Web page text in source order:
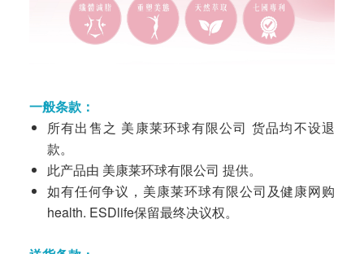
一般条款：
所有出售之 美康莱环球有限公司 货品均不设退
款。
此产品由 美康莱环球有限公司 提供。
如有任何争议，美康莱环球有限公司及健康网购
health. ESDlife保留最终决议权。